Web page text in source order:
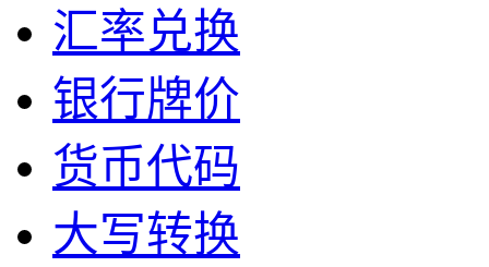
汇率兑换
银行牌价
货币代码
大写转换